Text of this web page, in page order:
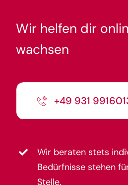
Wir helfen dir
wachsen
+49 931
Wir beraten stets
Bedürfnisse stehen
Stelle.